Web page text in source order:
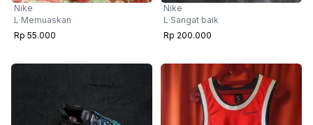
Nike
L ·Memuaskan
Rp 55.000
Nike
L ·Sangat baik
Rp 200.000